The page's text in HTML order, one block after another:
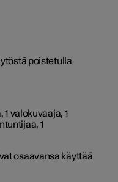
poistetulla
valokuvaaja, 1
1
osaavansa käyttää